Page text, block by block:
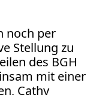
noch per
Stellung zu
des BGH
mit einer
Cathy